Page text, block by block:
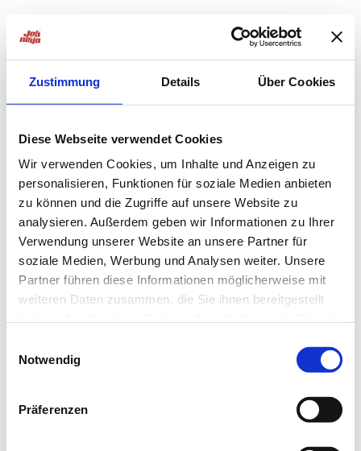
Zustimmung Details Über Cookies
Diese Webseite verwendet Cookies
Wir verwenden Cookies, um Inhalte und Anzeigen zu
personalisieren, Funktionen für soziale Medien anbieten
zu können und die Zugriffe auf unsere Website zu
analysieren. Außerdem geben wir Informationen zu Ihrer
Verwendung unserer Website an unsere Partner für
soziale Medien, Werbung und Analysen weiter. Unsere
Partner führen diese Informationen möglicherweise mit
weiteren Daten zusammen, die Sie ihnen bereitgestellt
Notwendig
Präferenzen
loadingjobninja.com
for more